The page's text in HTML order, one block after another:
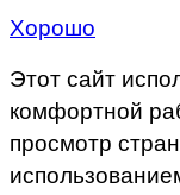
Хорошо
Этот сайт
комфортной
просмотр